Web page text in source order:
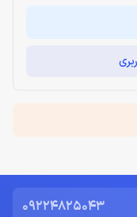
09224825043